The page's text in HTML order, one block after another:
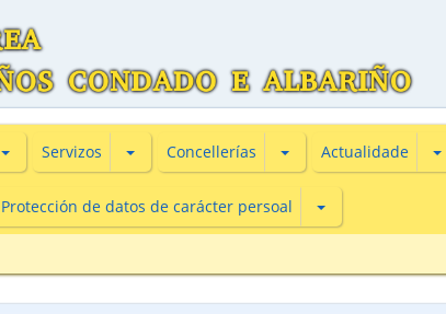
Subsecciones de Información turìstica
Servizos Subsecciones de Servizos
Concellerías Subsecciones de
Actualidade
Protección de datos de carácter persoal Subsecciones de